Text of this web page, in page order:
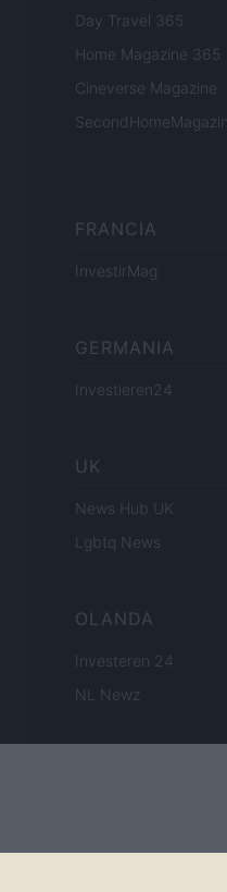
Day Travel 365
Home Magazine 365
Cineverse Magazine
FRANCIA
InvestirMag
GERMANIA
Investieren24
UK
News Hub UK
Lgbtq News
OLANDA
Investeren 24
NL Newz